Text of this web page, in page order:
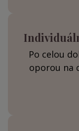
Po celou
oporou na